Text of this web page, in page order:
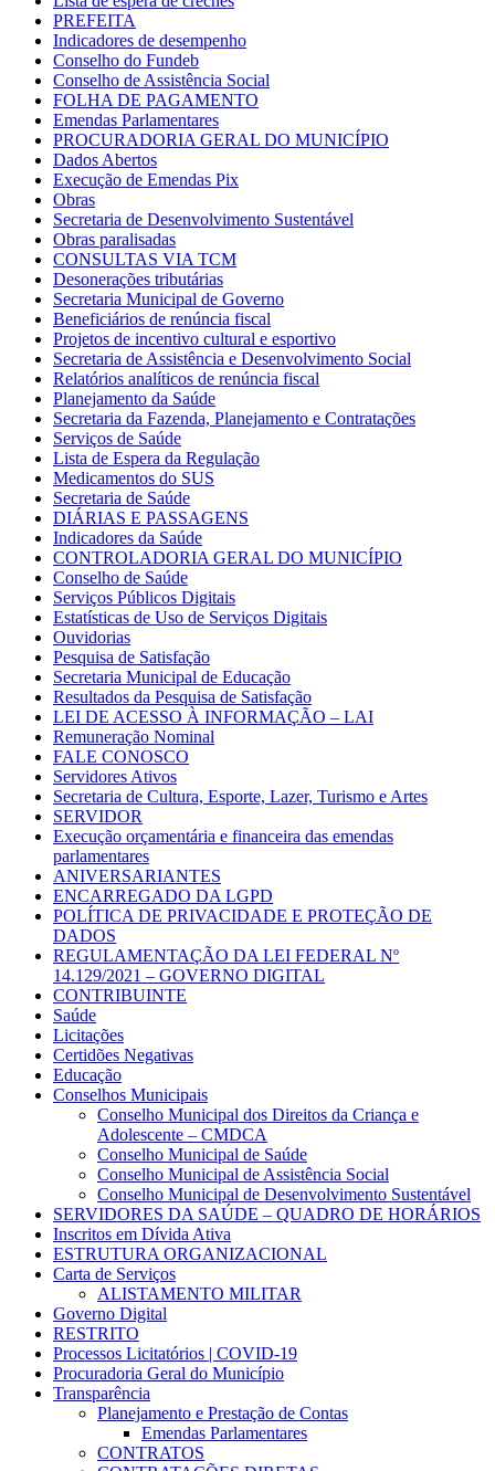
PREFEITA
Indicadores de desempenho
Conselho do Fundeb
Conselho de Assistência Social
FOLHA DE PAGAMENTO
Emendas Parlamentares
PROCURADORIA GERAL DO MUNICÍPIO
Dados Abertos
Execução de Emendas Pix
Obras
Secretaria de Desenvolvimento Sustentável
Obras paralisadas
CONSULTAS VIA TCM
Desonerações tributárias
Secretaria Municipal de Governo
Beneficiários de renúncia fiscal
Projetos de incentivo cultural e esportivo
Secretaria de Assistência e Desenvolvimento Social
Relatórios analíticos de renúncia fiscal
Planejamento da Saúde
Secretaria da Fazenda, Planejamento e Contratações
Serviços de Saúde
Lista de Espera da Regulação
Medicamentos do SUS
Secretaria de Saúde
DIÁRIAS E PASSAGENS
Indicadores da Saúde
CONTROLADORIA GERAL DO MUNICÍPIO
Conselho de Saúde
Serviços Públicos Digitais
Estatísticas de Uso de Serviços Digitais
Ouvidorias
Pesquisa de Satisfação
Secretaria Municipal de Educação
Resultados da Pesquisa de Satisfação
LEI DE ACESSO À INFORMAÇÃO – LAI
Remuneração Nominal
FALE CONOSCO
Servidores Ativos
Secretaria de Cultura, Esporte, Lazer, Turismo e Artes
SERVIDOR
Execução orçamentária e financeira das emendas
parlamentares
ANIVERSARIANTES
ENCARREGADO DA LGPD
POLÍTICA DE PRIVACIDADE E PROTEÇÃO DE
DADOS
REGULAMENTAÇÃO DA LEI FEDERAL Nº
14.129/2021 – GOVERNO DIGITAL
CONTRIBUINTE
Saúde
Licitações
Certidões Negativas
Educação
Conselhos Municipais
Conselho Municipal dos Direitos da Criança e
Adolescente – CMDCA
Conselho Municipal de Saúde
Conselho Municipal de Assistência Social
Conselho Municipal de Desenvolvimento Sustentável
SERVIDORES DA SAÚDE – QUADRO DE HORÁRIOS
Inscritos em Dívida Ativa
ESTRUTURA ORGANIZACIONAL
Carta de Serviços
ALISTAMENTO MILITAR
Governo Digital
RESTRITO
Processos Licitatórios | COVID-19
Procuradoria Geral do Município
Transparência
Planejamento e Prestação de Contas
Emendas Parlamentares
CONTRATOS